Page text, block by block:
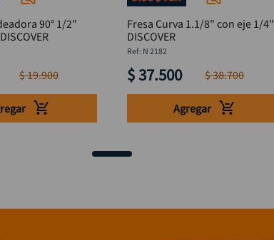
90° 1/2"
$19.900
Fresa Curva 1.1/8" con eje 1/4"
DISCOVER
: N 2182
$37.500 $38.700
Agregar